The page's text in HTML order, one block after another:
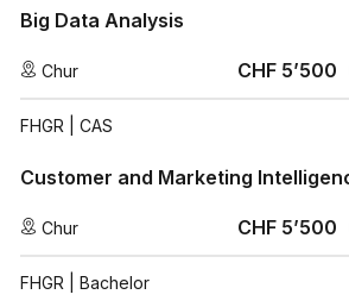
Big Data Analysis
Chur CHF 5’500
FHGR | CAS
Customer and Marketing
Chur CHF 5’500
FHGR | Bachelor